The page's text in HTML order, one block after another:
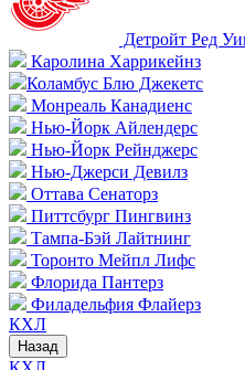
Детройт Ред
Каролина Харрикейнз
Коламбус Блю Джекетс
Монреаль Канадиенс
Нью-Йорк Айлендерс
Нью-Йорк Рейнджерс
Нью-Джерси Девилз
Оттава Сенаторз
Питтсбург Пингвинз
Тампа-Бэй Лайтнинг
Торонто Мейпл Лифс
Флорида Пантерз
Филадельфия Флайерз
КХЛ
Назад